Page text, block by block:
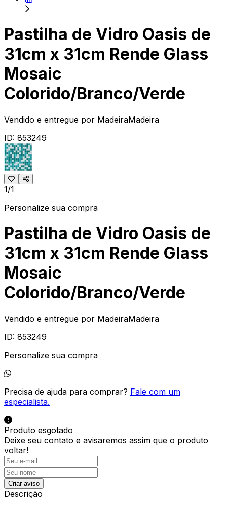
Pastilha de Vidro Oasis de
31cm x 31cm Rende Glass
Mosaic
Colorido/Branco/Verde
Vendido e entregue por MadeiraMadeira
ID: 853249
1/1
Personalize sua compra
Pastilha de Vidro Oasis de
31cm x 31cm Rende Glass
Mosaic
Colorido/Branco/Verde
Vendido e entregue por MadeiraMadeira
ID: 853249
Personalize sua compra
Precisa de ajuda para comprar? Fale com um
especialista.
Produto esgotado
Deixe seu contato e avisaremos assim que o produto
voltar!
Criar aviso
Descrição